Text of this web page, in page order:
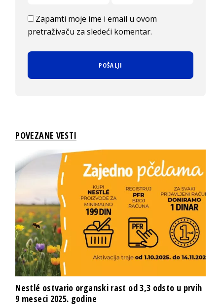
Zapamti moje ime i email u ovom
pretraživaču za sledeći komentar.
POVEZANE VESTI
Nestlé ostvario organski rast od 3,3 odsto u prvih
9 meseci 2025. godine